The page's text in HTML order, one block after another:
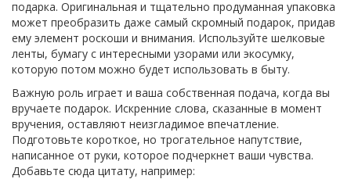
подарка. Оригинальная и тщательно продуманная упаковка
может преобразить даже самый скромный подарок, придав
ему элемент роскоши и внимания. Используйте шелковые
ленты, бумагу с интересными узорами или экосумку,
которую потом можно будет использовать в быту.
Важную роль играет и ваша собственная подача, когда вы
вручаете подарок. Искренние слова, сказанные в момент
вручения, оставляют неизгладимое впечатление.
Подготовьте короткое, но трогательное напутствие,
написанное от руки, которое подчеркнет ваши чувства.
Добавьте сюда цитату, например: